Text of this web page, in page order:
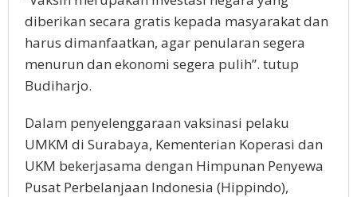
diberikan secara gratis kepada masyarakat dan
harus dimanfaatkan, agar penularan segera
menurun dan ekonomi segera pulih”. tutup
Budiharjo.
Dalam penyelenggaraan vaksinasi pelaku
UMKM di Surabaya, Kementerian Koperasi dan
UKM bekerjasama dengan Himpunan Penyewa
Pusat Perbelanjaan Indonesia (Hippindo),